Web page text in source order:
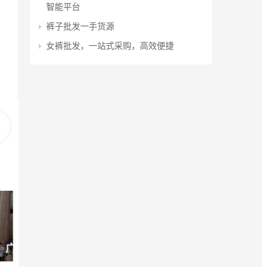
智能平台
裤子批发一手货源
女裤批发，一站式采购，高效便捷